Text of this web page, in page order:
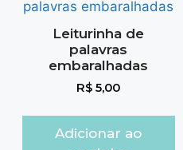
Leiturinha de
palavras
embaralhadas
R$ 5,00
Adicionar ao